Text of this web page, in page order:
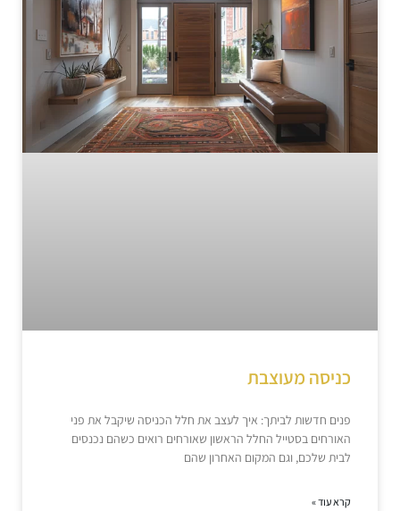
כניסה מעוצבת
פנים חדשות לביתך: איך לעצב את חלל הכניסה שיקבל את פני
האורחים בסטייל החלל הראשון שאורחים רואים כשהם נכנסים
לבית שלכם, וגם המקום האחרון שהם
קרא עוד »